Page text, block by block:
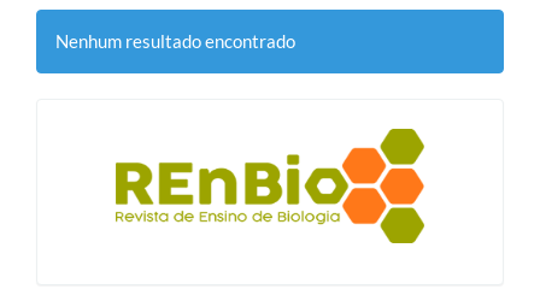
Nenhum resultado encontrado